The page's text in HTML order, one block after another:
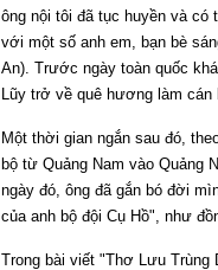
ông nội tôi đã tục huyền và
với một số anh em, bạn bè
An). Trước ngày toàn quốc
Lũy trở về quê hương làm cán
Một thời gian ngắn sau đó,
bộ từ Quảng Nam vào Quảng
ngày đó, ông đã gắn bó đời
của anh bộ đội Cụ Hồ", như
Trong bài viết "Thơ Lưu Trùng